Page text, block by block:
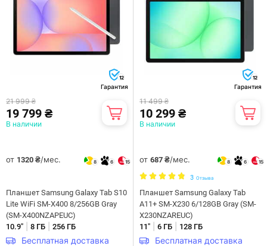
12
Гарантия
21 999 ₴
19 799 ₴
В наличии
от 1320 ₴/мес. 8 6 15
Планшет Samsung Galaxy Tab S10
Lite WiFi SM-X400 8/256GB Gray
(SM-X400NZAPEUC)
10.9"
8 ГБ 256 ГБ
Бесплатная доставка
12
Гарантия
11 499 ₴
10 299 ₴
В наличии
от 687 ₴/мес. 8 6 15
3 Отзыва
Планшет Samsung Galaxy Tab
A11+ SM-X230 6/128GB Gray (SM-
X230NZAREUC)
11"
6 ГБ 128 ГБ
Бесплатная доставка